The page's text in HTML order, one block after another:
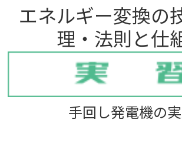
エネルギー変換の
理・法則と仕
手回し発電機の